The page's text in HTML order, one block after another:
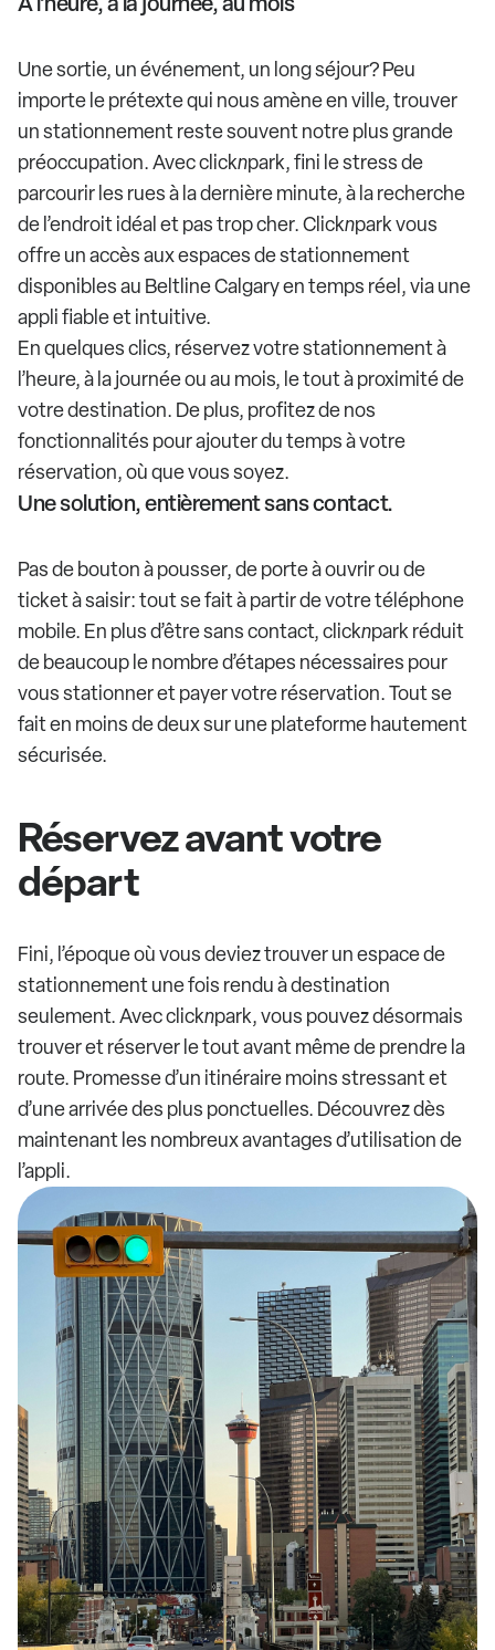
Une sortie, un événement, un long séjour? Peu
importe le prétexte qui nous amène en ville, trouver
un stationnement reste souvent notre plus grande
préoccupation. Avec clicknpark, fini le stress de
parcourir les rues à la dernière minute, à la recherche
de l’endroit idéal et pas trop cher. Clicknpark vous
offre un accès aux espaces de stationnement
disponibles au Beltline Calgary en temps réel, via une
appli fiable et intuitive.
En quelques clics, réservez votre stationnement à
l’heure, à la journée ou au mois, le tout à proximité de
votre destination. De plus, profitez de nos
fonctionnalités pour ajouter du temps à votre
réservation, où que vous soyez.
Une solution, entièrement sans contact.
Pas de bouton à pousser, de porte à ouvrir ou de
ticket à saisir: tout se fait à partir de votre téléphone
mobile. En plus d’être sans contact, clicknpark réduit
de beaucoup le nombre d’étapes nécessaires pour
vous stationner et payer votre réservation. Tout se
fait en moins de deux sur une plateforme hautement
sécurisée.
Réservez avant votre
départ
Fini, l’époque où vous deviez trouver un espace de
stationnement une fois rendu à destination
seulement. Avec clicknpark, vous pouvez désormais
trouver et réserver le tout avant même de prendre la
route. Promesse d’un itinéraire moins stressant et
d’une arrivée des plus ponctuelles. Découvrez dès
maintenant les nombreux avantages d’utilisation de
l’appli.